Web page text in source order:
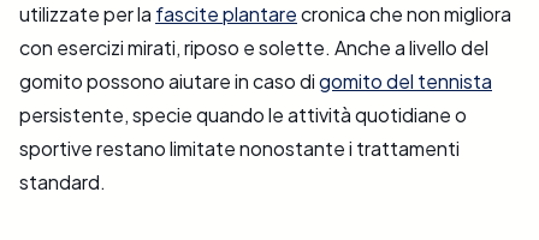
utilizzate per la fascite plantarecronica che non migliora
con esercizi mirati, riposo e solette. Anche a livello del
gomito possono aiutare in caso digomito del tennista
persistente, specie quando le attività quotidiane o
sportive restano limitate nonostante i trattamenti
standard.